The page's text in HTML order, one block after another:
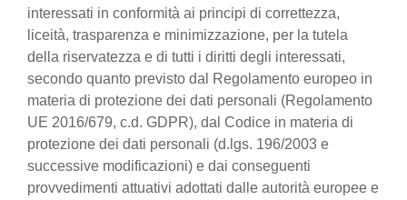
interessati in conformità ai principi di correttezza,
liceità, trasparenza e minimizzazione, per la tutela
della riservatezza e di tutti i diritti degli interessati,
secondo quanto previsto dal Regolamento europeo in
materia di protezione dei dati personali (Regolamento
UE 2016/679, c.d. GDPR), dal Codice in materia di
protezione dei dati personali (d.lgs. 196/2003 e
successive modificazioni) e dai conseguenti
provvedimenti attuativi adottati dalle autorità europee e